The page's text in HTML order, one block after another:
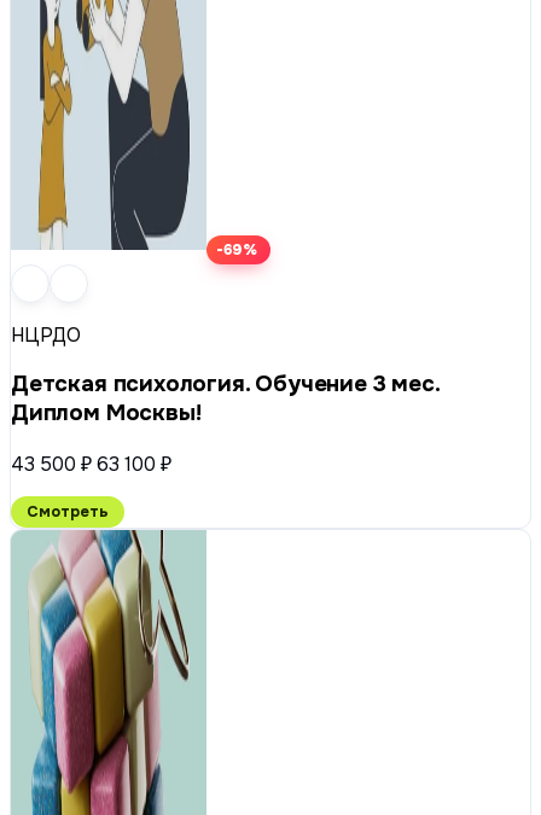
-69%
НЦРДО
Детская психология. Обучение 3 мес.
Диплом Москвы!
43 500 ₽63 100 ₽
Смотреть